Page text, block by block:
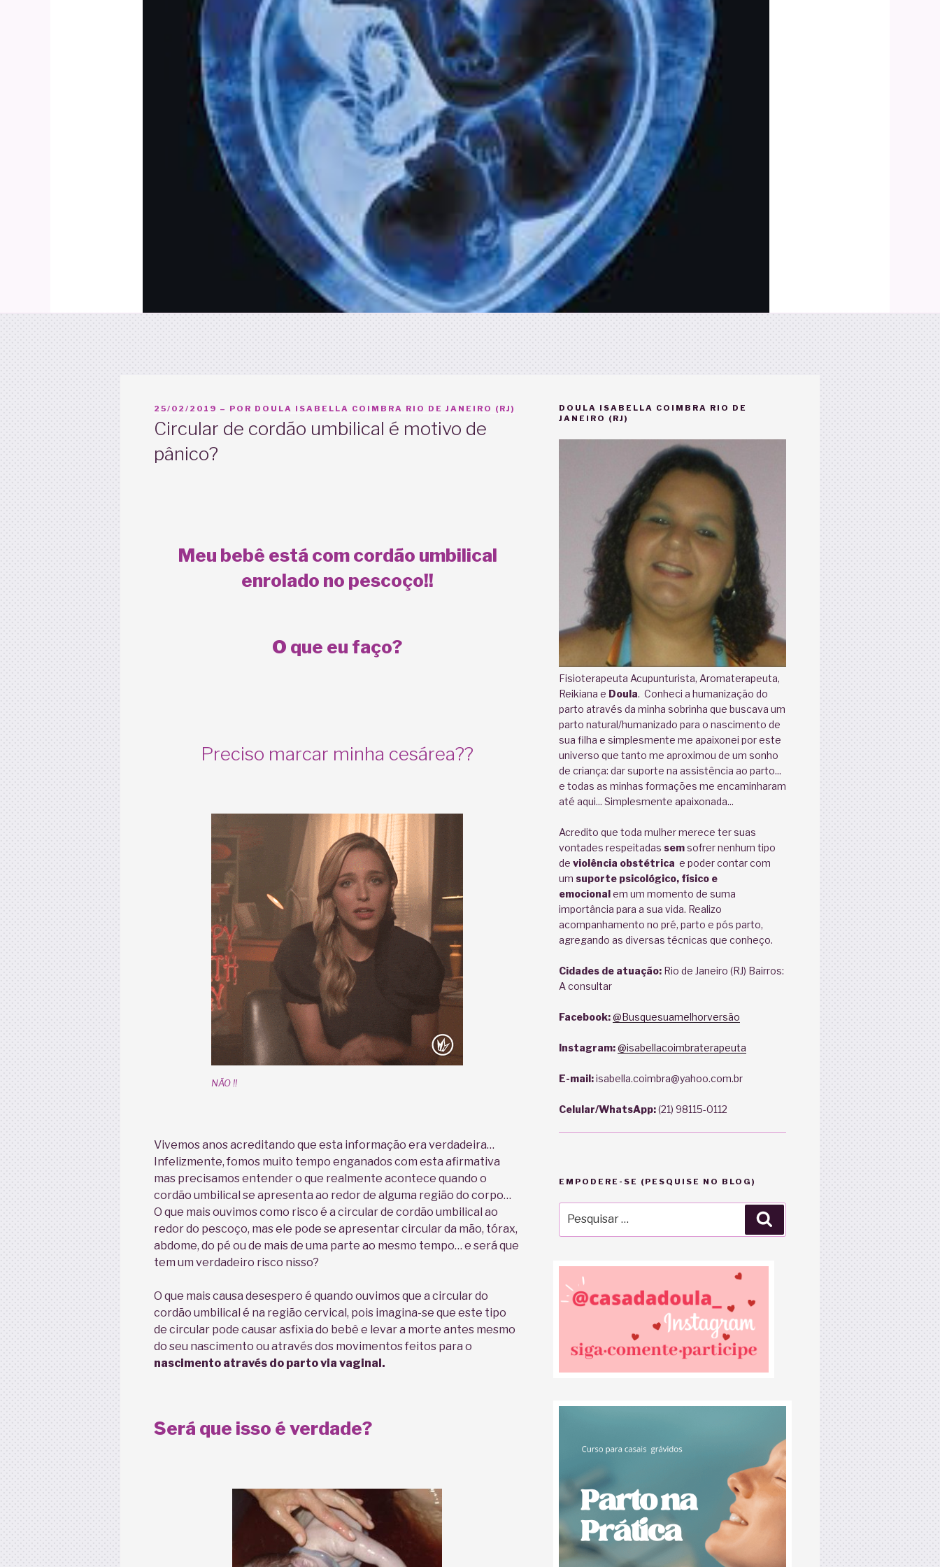
PUBLICADO
25/02/2019 – POR DOULA ISABELLA COIMBRA RIO DE JANEIRO (RJ)
Circular de cordão umbilical é motivo de
pânico?
Meu bebê está com cordão umbilical
enrolado no pescoço!!
O que eu faço?
Preciso marcar minha cesárea??
NÃO !!
Vivemos anos acreditando que esta informação era verdadeira…
Infelizmente, fomos muito tempo enganados com esta afirmativa
mas precisamos entender o que realmente acontece quando o
cordão umbilical se apresenta ao redor de alguma região do corpo…
O que mais ouvimos como risco é a circular de cordão umbilical ao
redor do pescoço, mas ele pode se apresentar circular da mão, tórax,
abdome, do pé ou de mais de uma parte ao mesmo tempo… e será que
tem um verdadeiro risco nisso?
O que mais causa desespero é quando ouvimos que a circular do
cordão umbilical é na região cervical, pois imagina-se que este tipo
de circular pode causar asfixia do bebê e levar a morte antes mesmo
do seu nascimento ou através dos movimentos feitos para o
nascimento através do parto via vaginal.
Será que isso é verdade?
DOULA ISABELLA COIMBRA RIO DE
JANEIRO (RJ)
Fisioterapeuta Acupunturista, Aromaterapeuta,
Reikiana e Doula. Conheci a humanização do
parto através da minha sobrinha que buscava um
parto natural/humanizado para o nascimento de
sua filha e simplesmente me apaixonei por este
universo que tanto me aproximou de um sonho
de criança: dar suporte na assistência ao parto...
e todas as minhas formações me encaminharam
até aqui... Simplesmente apaixonada...
Acredito que toda mulher merece ter suas
vontades respeitadas semsofrer nenhum tipo
de violência obstétrica e poder contar com
um suporte psicológico, físico e
emocionalem um momento de suma
importância para a sua vida. Realizo
acompanhamento no pré, parto e pós parto,
agregando as diversas técnicas que conheço.
Cidades de atuação:Rio de Janeiro (RJ) Bairros:
A consultar
Facebook: @Busquesuamelhorversão
Instagram: @isabellacoimbraterapeuta
E-mail:isabella.coimbra@yahoo.com.br
Celular/WhatsApp:(21) 98115-0112
EMPODERE-SE (PESQUISE NO BLOG)
por: